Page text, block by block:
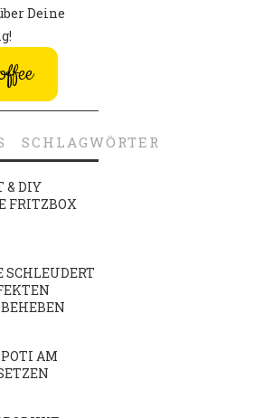
Deine
SCHLAGWÖRTER
& DIY
FRITZBOX
AM